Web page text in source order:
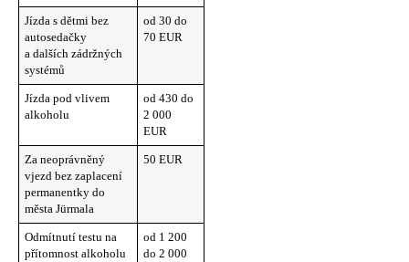
Jízda s dětmi bez
autosedačky
a dalších zádržných
systémů
od 30 do
70 EUR
Jízda pod vlivem
alkoholu
od 430 do
2 000
EUR
Za neoprávněný
vjezd bez zaplacení
permanentky do
města Jürmala
50 EUR
Odmítnutí testu na
přítomnost alkoholu
od 1 200
do 2 000